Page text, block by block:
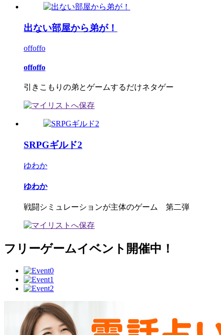
出ない部屋から弟が！
offoffo
offoffo
引きこもりの弟とゲームするだけネタゲー
SRPGギルド2
ゆわか
ゆわか
戦闘シミュレーションが主体のゲーム 第二弾
フリーゲームイベント開催中！